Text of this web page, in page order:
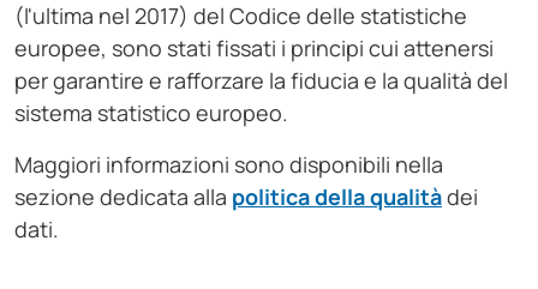
(l'ultima nel 2017) del Codice delle statistiche
europee, sono stati fissati i principi cui attenersi
per garantire e rafforzare la fiducia e la qualità del
sistema statistico europeo.
Maggiori informazioni sono disponibili nella
sezione dedicata alla politica della qualitàdei
dati.